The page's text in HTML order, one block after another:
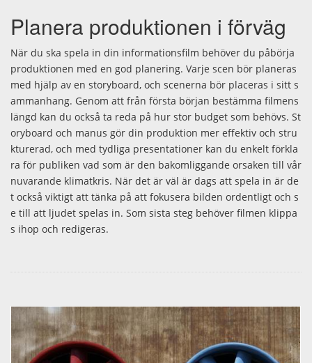
Planera produktionen i förväg
När du ska spela in din informationsfilm behöver du påbörja
produktionen med en god planering. Varje scen bör planeras
med hjälp av en storyboard, och scenerna bör placeras i sitt s
ammanhang. Genom att från första början bestämma filmens
längd kan du också ta reda på hur stor budget som behövs. St
oryboard och manus gör din produktion mer effektiv och stru
kturerad, och med tydliga presentationer kan du enkelt förkla
ra för publiken vad som är den bakomliggande orsaken till vår
nuvarande klimatkris. När det är väl är dags att spela in är de
t också viktigt att tänka på att fokusera bilden ordentligt och s
e till att ljudet spelas in. Som sista steg behöver filmen klippa
s ihop och redigeras.